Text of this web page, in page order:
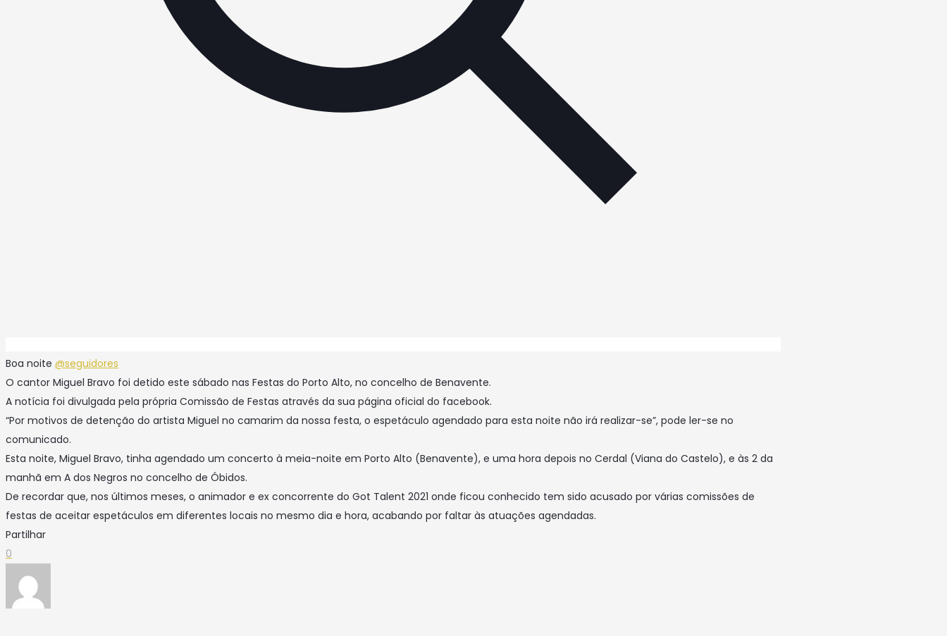
Boa noite @seguidores
O cantor Miguel Bravo foi detido este sábado nas Festas do Porto Alto, no concelho de Benavente.
A notícia foi divulgada pela própria Comissão de Festas através da sua página oficial do facebook.
“Por motivos de detenção do artista Miguel no camarim da nossa festa, o espetáculo agendado para esta noite não irá realizar-se”, pode ler-se no
comunicado.
Esta noite, Miguel Bravo, tinha agendado um concerto à meia-noite em Porto Alto (Benavente), e uma hora depois no Cerdal (Viana do Castelo), e às 2 da
manhã em A dos Negros no concelho de Óbidos.
De recordar que, nos últimos meses, o animador e ex concorrente do Got Talent 2021 onde ficou conhecido tem sido acusado por várias comissões de
festas de aceitar espetáculos em diferentes locais no mesmo dia e hora, acabando por faltar às atuações agendadas.
Partilhar
0